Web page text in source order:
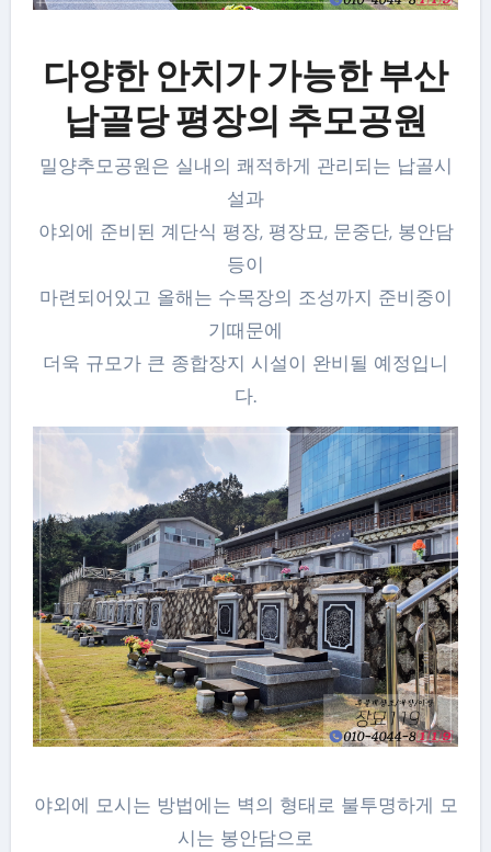
다양한 안치가 가능한 부산
납골당 평장의 추모공원
밀양추모공원은 실내의 쾌적하게 관리되는 납골시
설과
야외에 준비된 계단식 평장, 평장묘, 문중단, 봉안담
등이
마련되어있고 올해는 수목장의 조성까지 준비중이
기때문에
더욱 규모가 큰 종합장지 시설이 완비될 예정입니
다.
야외에 모시는 방법에는 벽의 형태로 불투명하게 모
시는 봉안담으로